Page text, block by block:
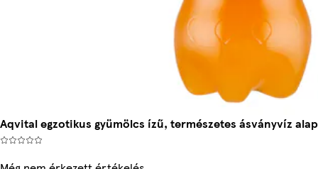
Aqvital egzotikus gyümölcs ízű, természetes ásványvíz